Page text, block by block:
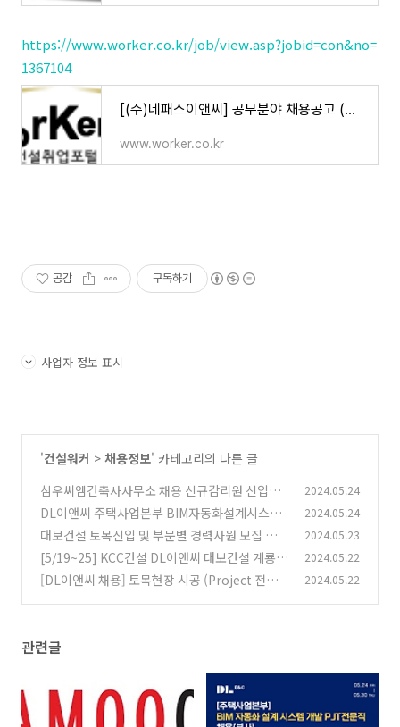
https://www.worker.co.kr/job/view.asp?jobid=con&no=
1367104
[(주)네패스이앤씨] 공무분야 채용공고 (마감일 : 05/30) - 건설취업 건설워커
www.worker.co.kr
공감 구독하기
사업자 정보 표시
'건설워커 > 채용정보' 카테고리의 다른 글
삼우씨엠건축사사무소 채용 신규감리원 신입사
원(CM, 감리) (0)
2024.05.24
DL이앤씨 주택사업본부 BIM자동화설계시스템
개발 PJT전문직 채용(본사)
(0)
2024.05.24
대보건설 토목신입 및 부문별 경력사원 모집 채용
(0)
2024.05.23
[5/19~25] KCC건설 DL이앤씨 대보건설 계룡건
설 채용
(0)
2024.05.22
[DL이앤씨 채용] 토목현장 시공 (Project 전문
2024.05.22
관련글